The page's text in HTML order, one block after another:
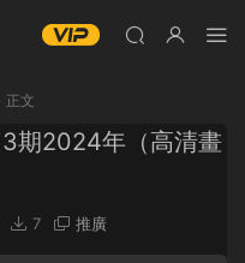
正文
期2024年（高清畫
7 推廣